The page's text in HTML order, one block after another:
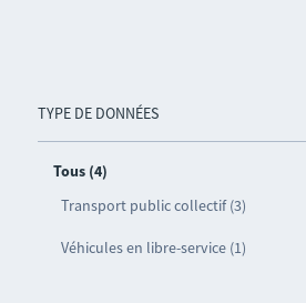
TYPE DE DONNÉES
Tous (4)
Transport public collectif (3)
Véhicules en libre-service (1)